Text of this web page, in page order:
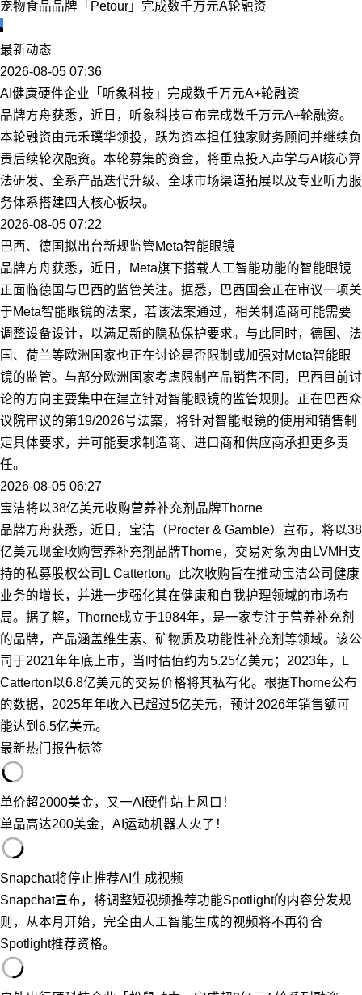
宠物食品品牌「Petour」完成数千万元A轮融资
最新动态
2026-08-05 07:36
AI健康硬件企业「听象科技」完成数千万元A+轮融资
品牌方舟获悉，近日，听象科技宣布完成数千万元A+轮融资。
本轮融资由元禾璞华领投，跃为资本担任独家财务顾问并继续负
责后续轮次融资。本轮募集的资金，将重点投入声学与AI核心算
法研发、全系产品迭代升级、全球市场渠道拓展以及专业听力服
务体系搭建四大核心板块。
2026-08-05 07:22
巴西、德国拟出台新规监管Meta智能眼镜
品牌方舟获悉，近日，Meta旗下搭载人工智能功能的智能眼镜
正面临德国与巴西的监管关注。据悉，巴西国会正在审议一项关
于Meta智能眼镜的法案，若该法案通过，相关制造商可能需要
调整设备设计，以满足新的隐私保护要求。与此同时，德国、法
国、荷兰等欧洲国家也正在讨论是否限制或加强对Meta智能眼
镜的监管。与部分欧洲国家考虑限制产品销售不同，巴西目前讨
论的方向主要集中在建立针对智能眼镜的监管规则。正在巴西众
议院审议的第19/2026号法案，将针对智能眼镜的使用和销售制
定具体要求，并可能要求制造商、进口商和供应商承担更多责
任。
2026-08-05 06:27
宝洁将以38亿美元收购营养补充剂品牌Thorne
品牌方舟获悉，近日，宝洁（Procter & Gamble）宣布，将以38
亿美元现金收购营养补充剂品牌Thorne，交易对象为由LVMH支
持的私募股权公司L Catterton。此次收购旨在推动宝洁公司健康
业务的增长，并进一步强化其在健康和自我护理领域的市场布
局。据了解，Thorne成立于1984年，是一家专注于营养补充剂
的品牌，产品涵盖维生素、矿物质及功能性补充剂等领域。该公
司于2021年年底上市，当时估值约为5.25亿美元；2023年，L
Catterton以6.8亿美元的交易价格将其私有化。根据Thorne公布
的数据，2025年年收入已超过5亿美元，预计2026年销售额可
能达到6.5亿美元。
最新热门 报告标签
单价超2000美金，又一AI硬件站上风口！
单品高达200美金，AI运动机器人火了！
Snapchat将停止推荐AI生成视频
Snapchat宣布，将调整短视频推荐功能Spotlight的内容分发规
则，从本月开始，完全由人工智能生成的视频将不再符合
Spotlight推荐资格。